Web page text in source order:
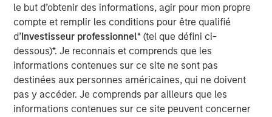
le but d’obtenir des informations, agir pour mon propre
compte et remplir les conditions pour être qualifié
d’Investisseur professionnel* (tel que défini ci-
dessous)*. Je reconnais et comprends que les
informations contenues sur ce site ne sont pas
destinées aux personnes américaines, qui ne doivent
pas y accéder. Je comprends par ailleurs que les
informations contenues sur ce site peuvent concerner
mois de février. Fin mars, l’indice MSCI World avait reculé
de 6,4 % sur le mois, portant sa baisse à 4 % sur le
trimestre. Les investisseurs évaluent désormais les
implications d’un choc énergétique potentiellement
brutal, qui pourrait se traduire par une hausse des
anticipations d’inflation, voire par un risque accru de
stagflation.